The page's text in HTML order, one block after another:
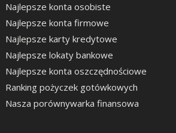
Najlepsze konta osobiste
Najlepsze konta firmowe
Najlepsze karty kredytowe
Najlepsze lokaty bankowe
Najlepsze konta oszczędnościowe
Ranking pożyczek gotówkowych
Nasza porównywarka finansowa